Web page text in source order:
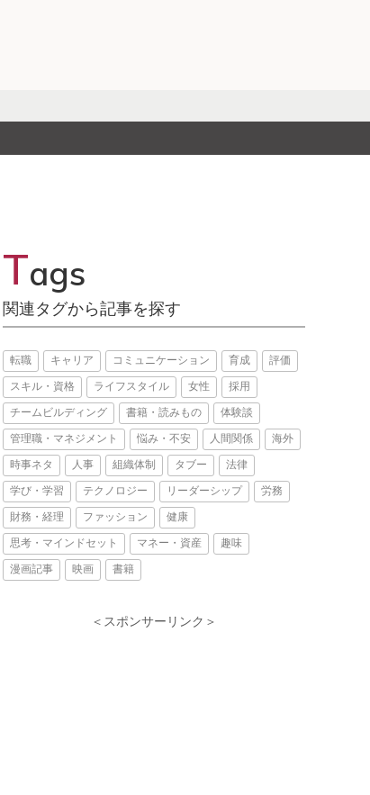
Tags
関連タグから記事を探す
転職 キャリア コミュニケーション 育成 評価
スキル・資格 ライフスタイル 女性 採用
チームビルディング 書籍・読みもの 体験談
管理職・マネジメント 悩み・不安 人間関係 海外
時事ネタ 人事 組織体制 タブー 法律
学び・学習 テクノロジー リーダーシップ 労務
財務・経理 ファッション 健康
思考・マインドセット マネー・資産 趣味
漫画記事 映画 書籍
＜スポンサーリンク＞